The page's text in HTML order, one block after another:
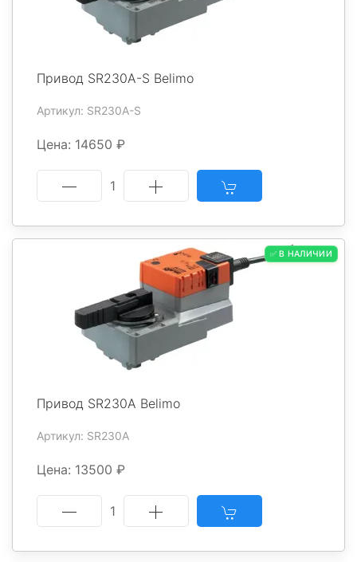
Привод SR230A-S Belimo
Артикул: SR230A-S
Цена: 14650 ₽
1
✅ В НАЛИЧИИ
Привод SR230A Belimo
Артикул: SR230A
Цена: 13500 ₽
1